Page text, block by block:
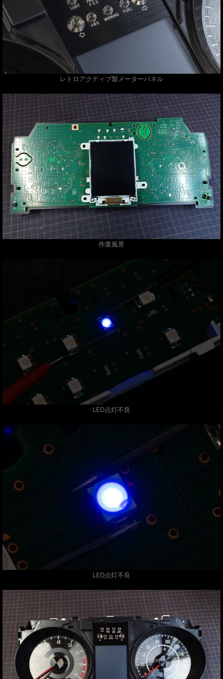
レトロアクティブ製メーターパネル
作業風景
LED点灯不良
LED点灯不良